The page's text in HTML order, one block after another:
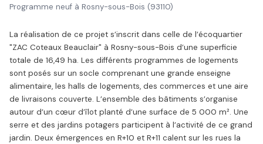
Programme neuf à Rosny-sous-Bois (93110)
La réalisation de ce projet s’inscrit dans celle de l’écoquartier
"ZAC Coteaux Beauclair" à Rosny-sous-Bois d’une superficie
totale de 16,49 ha. Les différents programmes de logements
sont posés sur un socle comprenant une grande enseigne
alimentaire, les halls de logements, des commerces et une aire
de livraisons couverte. L’ensemble des bâtiments s’organise
autour d’un cœur d’îlot planté d’une surface de 5 000 m². Une
serre et des jardins potagers participent à l’activité de ce grand
jardin. Deux émergences en R+10 et R+11 calent sur les rues la